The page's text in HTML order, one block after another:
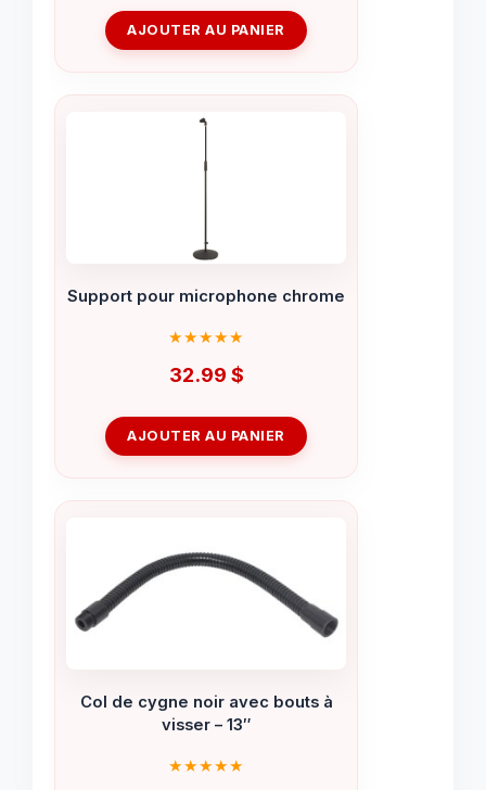
AJOUTER AU PANIER
Support pour microphone chrome
32.99 $
AJOUTER AU PANIER
Col de cygne noir avec bouts à
visser – 13″